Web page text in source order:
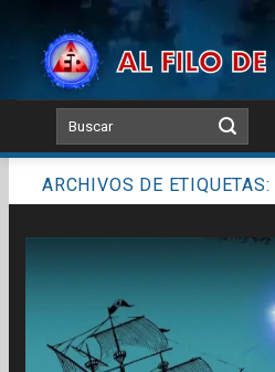
content
ARCHIVOS DE ETIQUETAS: